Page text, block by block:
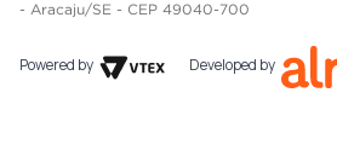
- Aracaju/SE - CEP 49040-700
Powered by Developed by